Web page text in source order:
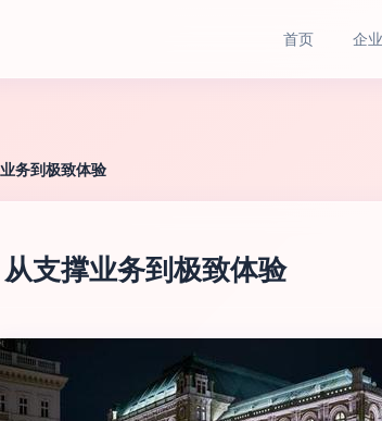
首页 企
务到极致体验
支撑业务到极致体验